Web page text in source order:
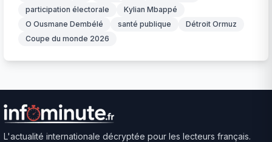
participation électorale
Kylian Mbappé
O Ousmane Dembélé
santé publique
Détroit Ormuz
Coupe du monde 2026
L'actualité internationale décryptée pour les lecteurs français.